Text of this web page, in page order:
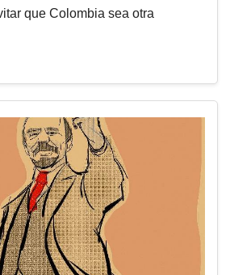
que Colombia sea otra